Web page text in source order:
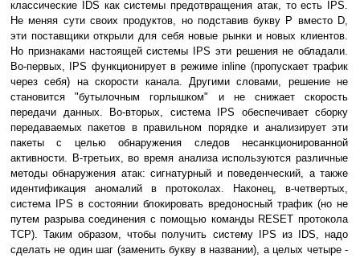
классические IDS как системы предотвращения атак, то есть IPS.
Не меняя сути своих продуктов, но подставив букву P вместо D,
эти поставщики открыли для себя новые рынки и новых клиентов.
Но признаками настоящей системы IPS эти решения не обладали.
Во-первых, IPS функционирует в режиме inline (пропускает трафик
через себя) на скорости канала. Другими словами, решение не
становится "бутылочным горлышком" и не снижает скорость
передачи данных. Во-вторых, система IPS обеспечивает сборку
передаваемых пакетов в правильном порядке и анализирует эти
пакеты с целью обнаружения следов несанкционированной
активности. В-третьих, во время анализа используются различные
методы обнаружения атак: сигнатурный и поведенческий, а также
идентификация аномалий в протоколах. Наконец, в-четвертых,
система IPS в состоянии блокировать вредоносный трафик (но не
путем разрыва соединения с помощью команды RESET протокола
TCP). Таким образом, чтобы получить систему IPS из IDS, надо
сделать не один шаг (заменить букву в названии), а целых четыре -